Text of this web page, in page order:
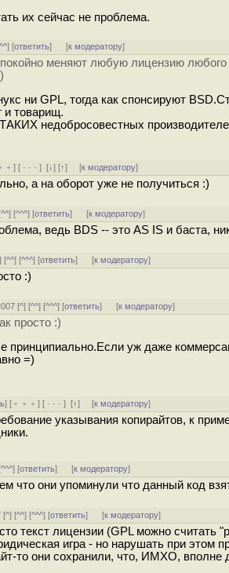
их сейчас не проблема.
] [ответить] [к модератору]
меняют любую лицензию
ни GPL, тогда как спонсируют
и товарищ.
недобросовестных
] [ · · ·][↓] [↑] [к модератору]
а на оборот уже не получиться :)
^^] [^^^] [ответить] [к модератору]
ведь BDS -- это AS IS и баста,
] [^^] [^^^] [ответить] [к модератору]
:)
[^] [^^] [^^^] [ответить] [к модератору]
просто :)
принципиально.Если уж даже
=)
] [ ﹢﹢﹢] [ · · ·][↑] [к модератору]
указывания копирайтов, к
^^^] [ответить] [к модератору]
что они упоминули что данный код
[^] [^^] [^^^] [ответить] [к модератору]
текст лицензии (GPL можно считать
игра - но нарушать при этом
то они сохранили, что, ИМХО,